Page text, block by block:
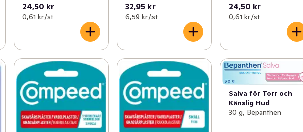
24,50 kr
0,61 kr /st
32,95 kr
6,59 kr /st
24,50 kr
0,61 kr /st
Salva för Torr och
Känslig Hud
30 g, Bepanthen